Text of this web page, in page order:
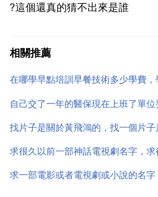
?這個還真的猜不出來是誰
相關推薦
自己交了一年的醫保現在上班了單
找片子是關於黃飛鴻的，找一個片
求一部電影或者電視劇或小說的名字